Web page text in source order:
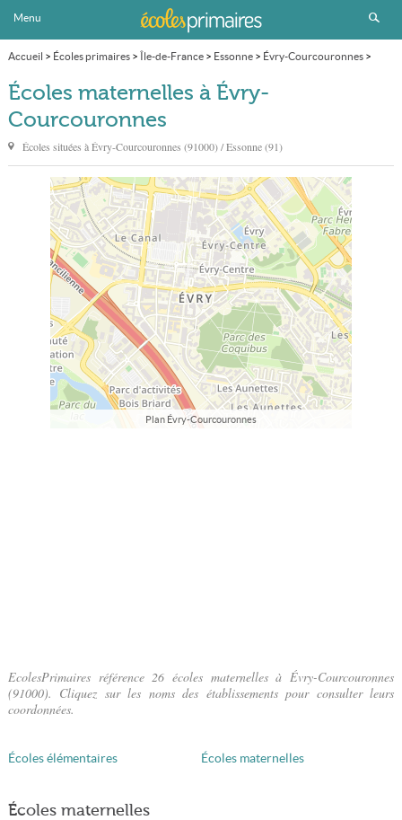
Menu
Accueil > Écoles primaires> Île-de-France> Essonne> Évry-Courcouronnes>
École maternelle Page 2
Écoles maternelles à Évry-
Courcouronnes
Écoles situées àÉvry-Courcouronnes (91000) / Essonne (91)
Plan Évry-Courcouronnes
EcolesPrimaires référence 26 écoles maternelles à Évry-Courcouronnes
(91000). Cliquez sur les noms des établissements pour consulter leurs
coordonnées.
Écoles élémentaires Écoles maternelles
Écoles maternelles